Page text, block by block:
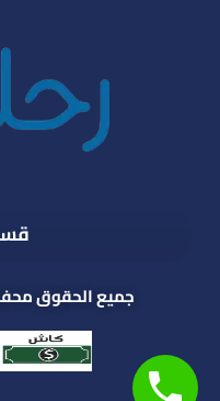
جميع الحقوق